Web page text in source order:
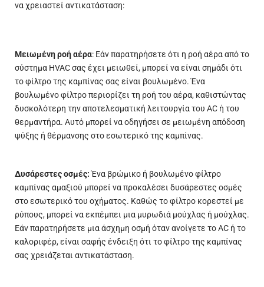
να χρειαστεί αντικατάσταση:
Μειωμένη ροή αέρα: Εάν παρατηρήσετε ότι η ροή αέρα από το
σύστημα HVAC σας έχει μειωθεί, μπορεί να είναι σημάδι ότι
το φίλτρο της καμπίνας σας είναι βουλωμένο. Ένα
βουλωμένο φίλτρο περιορίζει τη ροή του αέρα, καθιστώντας
δυσκολότερη την αποτελεσματική λειτουργία του AC ή του
θερμαντήρα. Αυτό μπορεί να οδηγήσει σε μειωμένη απόδοση
ψύξης ή θέρμανσης στο εσωτερικό της καμπίνας.
Δυσάρεστες οσμές:Ένα βρώμικο ή βουλωμένο φίλτρο
καμπίνας αμαξιού μπορεί να προκαλέσει δυσάρεστες οσμές
στο εσωτερικό του οχήματος. Καθώς το φίλτρο κορεστεί με
ρύπους, μπορεί να εκπέμπει μια μυρωδιά μούχλας ή μούχλας.
Εάν παρατηρήσετε μια άσχημη οσμή όταν ανοίγετε το AC ή το
καλοριφέρ, είναι σαφής ένδειξη ότι το φίλτρο της καμπίνας
σας χρειάζεται αντικατάσταση.